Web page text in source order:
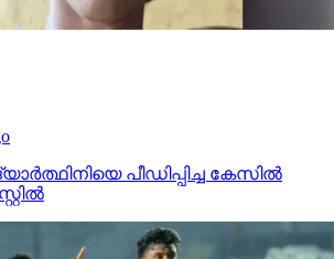
പീഡിപ്പിച്ച കേസില്‍